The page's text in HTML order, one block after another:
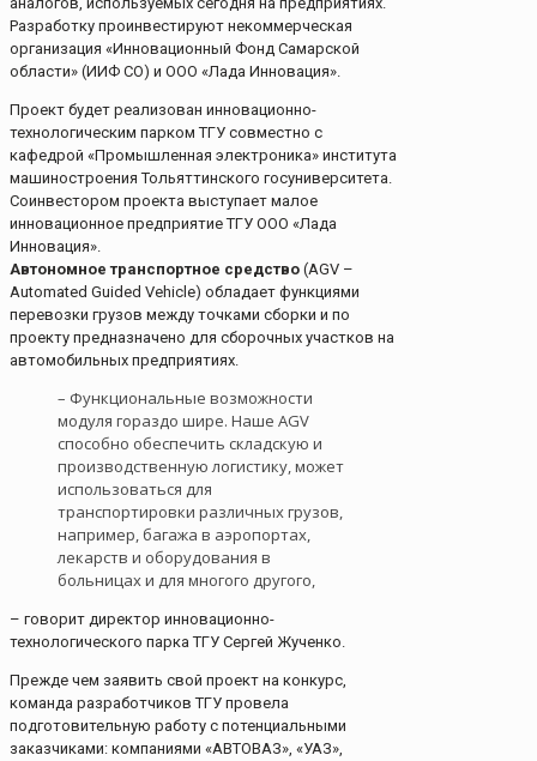
Разработку проинвестируют некоммерческая
организация «Инновационный Фонд Самарской
области» (ИИФ СО) и ООО «Лада Инновация».
Проект будет реализован инновационно-
технологическим парком ТГУ совместно с
кафедрой «Промышленная электроника» института
машиностроения Тольяттинского госуниверситета.
Соинвестором проекта выступает малое
инновационное предприятие ТГУ ООО «Лада
Инновация».
Автономное транспортное средство (AGV –
Automated Guided Vehicle) обладает функциями
перевозки грузов между точками сборки и по
проекту предназначено для сборочных участков на
автомобильных предприятиях.
– Функциональные возможности
модуля гораздо шире. Наше AGV
способно обеспечить складскую и
производственную логистику, может
использоваться для
транспортировки различных грузов,
например, багажа в аэропортах,
лекарств и оборудования в
больницах и для многого другого,
– говорит директор инновационно-
технологического парка ТГУ Сергей Жученко.
Прежде чем заявить свой проект на конкурс,
команда разработчиков ТГУ провела
подготовительную работу с потенциальными
заказчиками: компаниями «АВТОВАЗ», «УАЗ»,